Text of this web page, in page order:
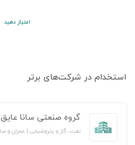
امتیاز دهید
استخدام در شرکت‌های برتر
گروه صنعتی سانا عایق